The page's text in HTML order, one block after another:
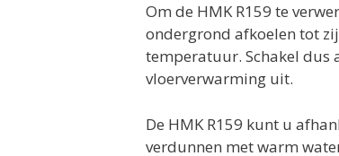
Om de HMK R159 te
ondergrond afkoelen tot
temperatuur. Schakel dus
vloerverwarming uit.
De HMK R159 kunt u
verdunnen met warm